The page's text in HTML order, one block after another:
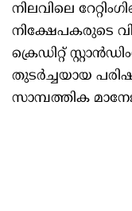
നിലവിലെ
നിക്ഷേപകരുടെ
ക്രെഡിറ്റ്‌
തുടര്‍ച്ചയായ
സാമ്പത്തിക